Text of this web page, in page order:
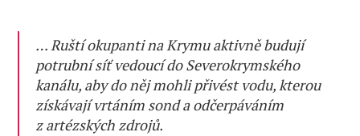
… Ruští okupanti na Krymu aktivně budují
potrubní síť vedoucí do Severokrymského
kanálu, aby do něj mohli přivést vodu, kterou
získávají vrtáním sond a odčerpáváním
z artézských zdrojů.